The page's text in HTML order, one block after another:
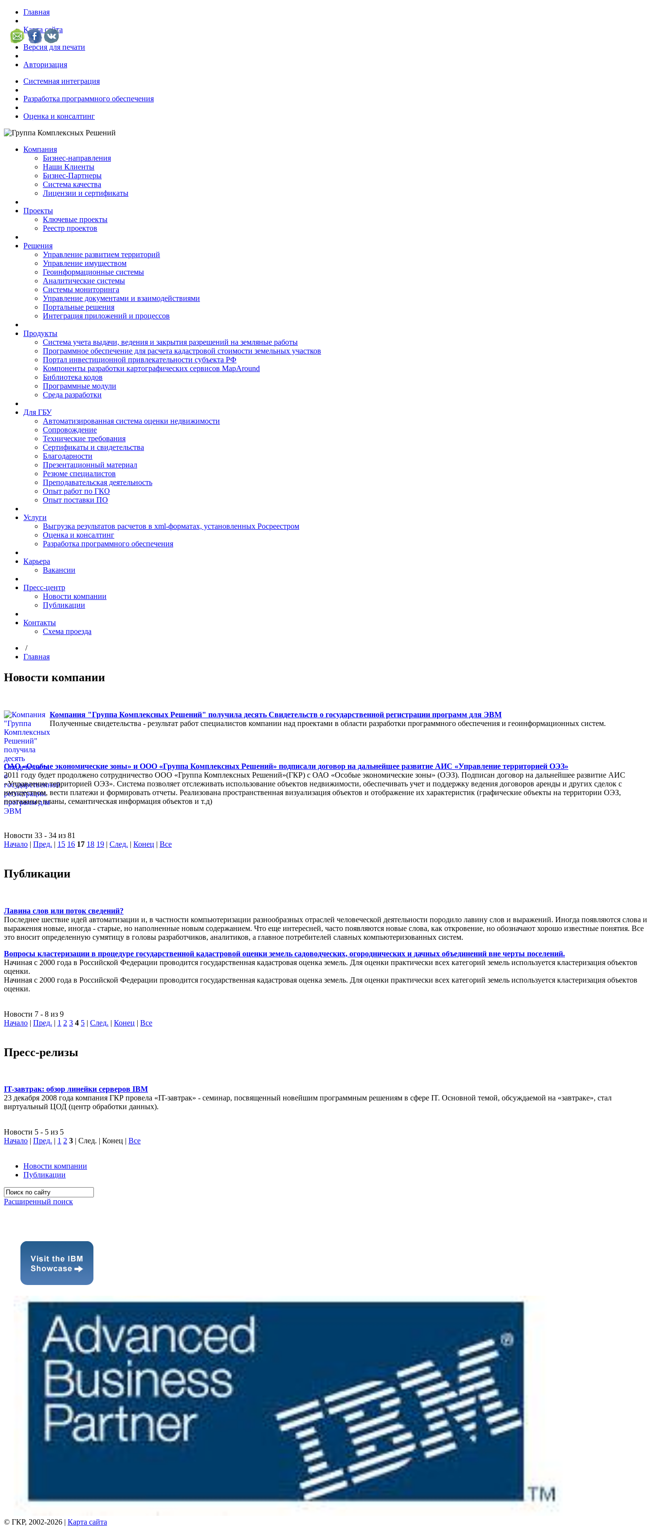
Главная
Карта сайта
Версия для печати
Авторизация
Системная интеграция
Разработка программного обеспечения
Оценка и консалтинг
Компания
Бизнес-направления
Наши Клиенты
Бизнес-Партнеры
Система качества
Лицензии и сертификаты
Проекты
Ключевые проекты
Реестр проектов
Решения
Управление развитием территорий
Управление имуществом
Геоинформационные системы
Аналитические системы
Системы мониторинга
Управление документами и взаимодействиями
Портальные решения
Интеграция приложений и процессов
Продукты
Система учета выдачи, ведения и закрытия разрешений на земляные работы
Программное обеспечение для расчета кадастровой стоимости земельных участков
Портал инвестиционной привлекательности субъекта РФ
Компоненты разработки картографических сервисов MapAround
Библиотека кодов
Программные модули
Среда разработки
Для ГБУ
Автоматизированная система оценки недвижимости
Сопровождение
Технические требования
Сертификаты и свидетельства
Благодарности
Презентационный материал
Резюме специалистов
Преподавательская деятельность
Опыт работ по ГКО
Опыт поставки ПО
Услуги
Выгрузка результатов расчетов в xml-форматах, установленных Росреестром
Оценка и консалтинг
Разработка программного обеспечения
Карьера
Вакансии
Пресс-центр
Новости компании
Публикации
Контакты
Схема проезда
/
Главная
Новости компании
Компания "Группа Комплексных Решений" получила десять Свидетельств о государственной регистрации программ для ЭВМ
Полученные свидетельства - результат работ специалистов компании над проектами в области разработки программного обеспечения и геоинформационных систем.
ОАО «Особые экономические зоны» и ООО «Группа Комплексных Решений» подписали договор на дальнейшее развитие АИС «Управление территорией ОЭЗ»
2011 году будет продолжено сотрудничество ООО «Группа Комплексных Решений»(ГКР) с ОАО «Особые экономические зоны» (ОЭЗ). Подписан договор на дальнейшее развитие АИС
«Управление территорией ОЭЗ». Система позволяет отслеживать использование объектов недвижимости, обеспечивать учет и поддержку ведения договоров аренды и других сделок с
имуществом, вести платежи и формировать отчеты. Реализована пространственная визуализация объектов и отображение их характеристик (графические объекты на территории ОЭЗ,
поэтажные планы, семантическая информация объектов и т.д)
Новости 33 - 34 из 81
Начало | Пред. | 15 16 17 18 19 | След. | Конец | Все
Публикации
Лавина слов или поток сведений?
Последнее шествие идей автоматизации и, в частности компьютеризации разнообразных отраслей человеческой деятельности породило лавину слов и выражений. Иногда появляются слова и
выражения новые, иногда - старые, но наполненные новым содержанием. Что еще интересней, часто появляются новые слова, как откровение, но обозначают хорошо известные понятия. Все
это вносит определенную сумятицу в головы разработчиков, аналитиков, а главное потребителей славных компьютеризованных систем.
Вопросы кластеризации в процедуре государственной кадастровой оценки земель садоводческих, огороднических и дачных объединений вне черты поселений.
Начиная с 2000 года в Российской Федерации проводится государственная кадастровая оценка земель. Для оценки практически всех категорий земель используется кластеризация объектов
оценки.
Начиная с 2000 года в Российской Федерации проводится государственная кадастровая оценка земель. Для оценки практически всех категорий земель используется кластеризация объектов
оценки.
Новости 7 - 8 из 9
Начало | Пред. | 1 2 3 4 5 | След. | Конец | Все
Пресс-релизы
IT-завтрак: обзор линейки серверов IBM
23 декабря 2008 года компания ГКР провела «IT-завтрак» - семинар, посвященный новейшим программным решениям в сфере IT. Основной темой, обсуждаемой на «завтраке», стал
виртуальный ЦОД (центр обработки данных).
Новости 5 - 5 из 5
Начало | Пред. | 1 2 3 | След. | Конец | Все
Новости компании
Публикации
Расширенный поиск
© ГКР, 2002-2026 | Карта сайта